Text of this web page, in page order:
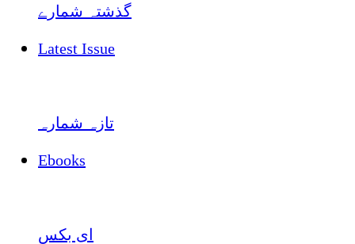
گذشتہ شمارے
Latest Issue
تازہ شمارہ
Ebooks
ای بکس